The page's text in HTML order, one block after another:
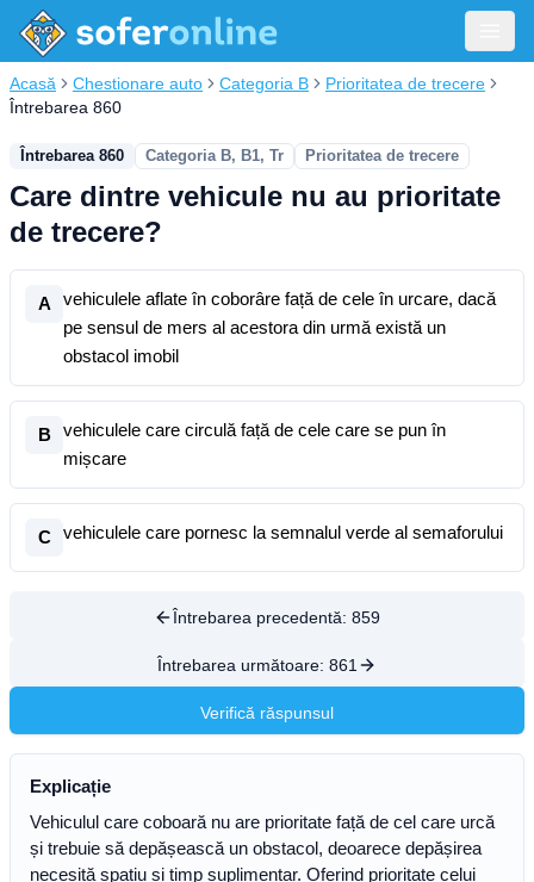
Acasă Chestionare auto Categoria B
Prioritatea de trecere
Întrebarea 860
Întrebarea 860 Categoria B, B1, Tr Prioritatea de trecere
Care dintre vehicule nu au prioritate
de trecere?
A
vehiculele aflate în coborâre față de cele în urcare, dacă
pe sensul de mers al acestora din urmă există un
obstacol imobil
B
vehiculele care circulă față de cele care se pun în
mișcare
C vehiculele care pornesc la semnalul verde al semaforului
Întrebarea precedentă: 859
Întrebarea următoare: 861
Verifică răspunsul
Explicație
Vehiculul care coboară nu are prioritate față de cel care urcă
și trebuie să depășească un obstacol, deoarece depășirea
necesită spațiu și timp suplimentar. Oferind prioritate celui